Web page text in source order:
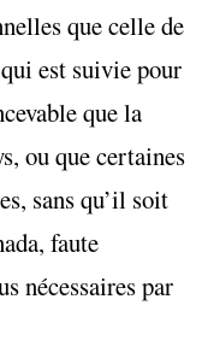
que celle de
est suivie pour
que la
ou que certaines
sans qu’il soit
faute
nécessaires par